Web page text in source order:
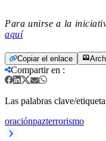
Para unirse a la
aquí
Copiar el enlace
Compartir en :
Las palabras clave/
oraciónpazterrorismo